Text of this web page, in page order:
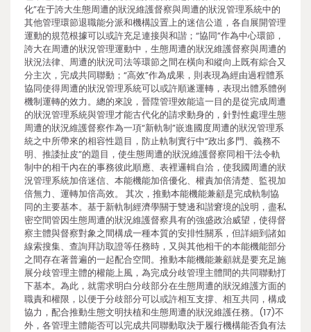
化”在于誇大生態周遭的狀況維護督察與周遭的狀況管理系統中的
其他管理環節退職能分派和機構設置上的迷信公道，各自展開管理
運動的規范根據可以或許充足連接與和諧；“協同”作為中心環節，
誇大在周遭的狀況管理運動中，生態周遭的狀況維護督察與周遭的
狀況法律、周遭的狀況司法等環節之間在橫向和縱向上既有綜合又
分主次，完成共同聯動；“高效”作為成果，則表現為經由過程體系
協同使得周遭的狀況管理系統可以或許順遂運轉，表現出體系體例
機制運轉的效力。總的來說，晉陞管理效能這一目的是從完成周遭
的狀況管理系統與管理才能古代化的請求動身的，針對性處理生態
周遭的狀況維護督察作為一項“新軌制”嵌進國度周遭的狀況管理系
統之中所帶來的相容性題目，防止軌制實行中“政出多門、義務不
明、推諉扯皮”的題目，使生態周遭的狀況維護督察同相干法令軌
制中的相干內在的事務彼此順應、表裡邏輯自洽，使我國周遭的狀
況管理系統加倍迷信、本能機能加倍優化、權責加倍清楚、監視加
倍無力、運轉加倍高效。 其次，推動本能機能兼顧是完成軌制協
同的主要基本。基于新軌制經濟學關于雙邊和諧窘境的說明，盡私
密空間管因生態周遭的狀況維護督察具有的強盛政治威望，使得督
察主體與督察對象之間構成一種本質的安排性關系，但詳細到諸如
線索搜集、查詢拜訪取證等任務時，又與其他相干的本能機能部分
之間存在著普遍的一起配合空間。推動本能機能兼顧就是要充足施
展分歧管理主體的權能上風，為完成分歧管理主體間的共同聯動打
下基本。為此，就需求明白分歧部分在生態周遭的狀況維護方面的
職責和權限，以便于分歧部分可以或許相互支撐、相互共同，構成
協力，配合推動生態文明扶植和生態周遭的狀況維護任務。(17)不
外，各管理主體能否可以完成共同聯動取決于履行機構能否負有法